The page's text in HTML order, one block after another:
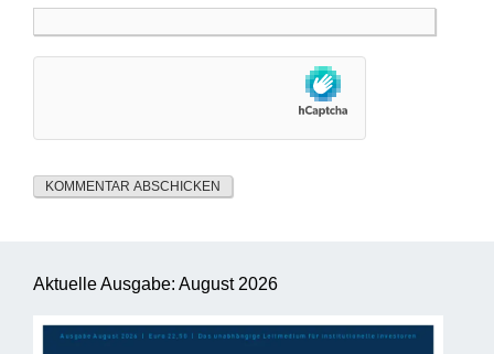
Aktuelle Ausgabe: August 2026